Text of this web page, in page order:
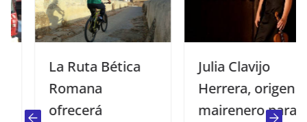
La Ruta Bética
Romana
ofrecerá
Julia Clavijo
Herrera, origen
mairenero para